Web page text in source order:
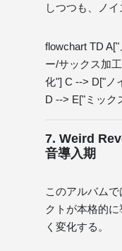
しつつも、ノイ
flowchart TD
ー/サックス加
化"] C --> D["ノ
D --> E["ミック
7. Weird
音導入期
このアルバム
クトが本格的
く変化する。